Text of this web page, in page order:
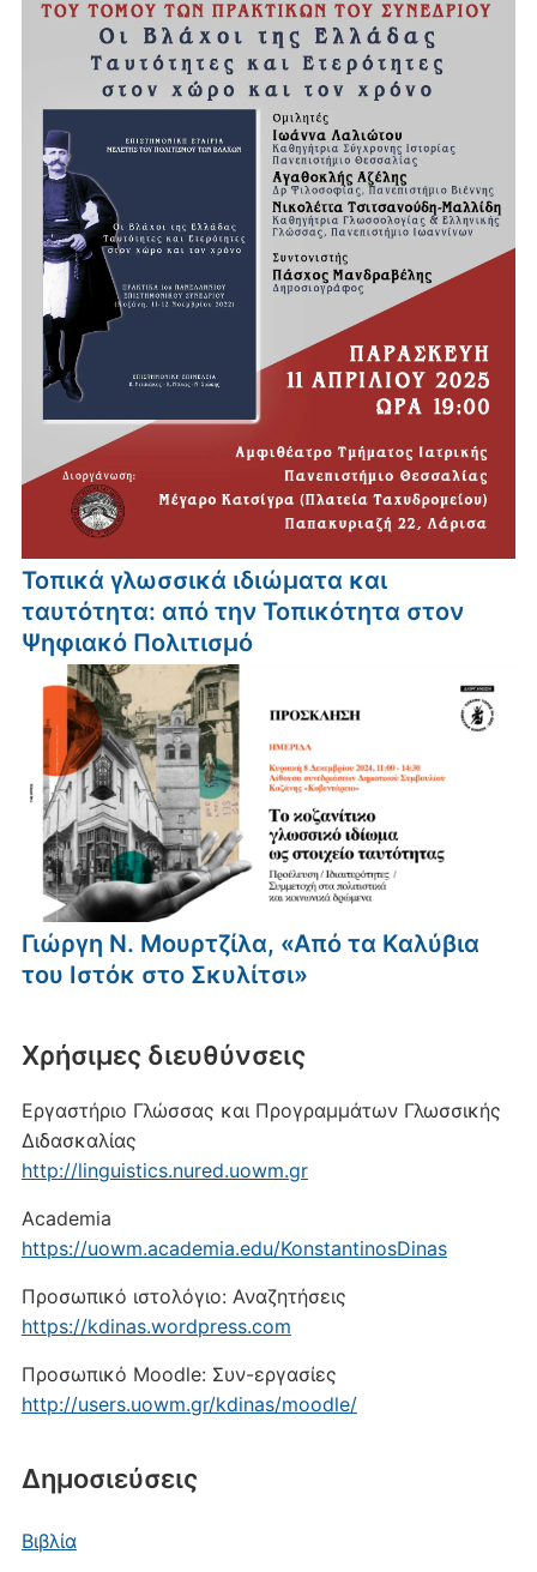
Τοπικά γλωσσικά ιδιώματα και
ταυτότητα: από την Τοπικότητα στον
Ψηφιακό Πολιτισμό
Γιώργη Ν. Μουρτζίλα, «Από τα Καλύβια
του Ιστόκ στο Σκυλίτσι»
Xρήσιμες διευθύνσεις
Εργαστήριο Γλώσσας και Προγραμμάτων Γλωσσικής
Διδασκαλίας
http://linguistics.nured.uowm.gr
Academia
https://uowm.academia.edu/KonstantinosDinas
Προσωπικό ιστολόγιο: Αναζητήσεις
https://kdinas.wordpress.com
Προσωπικό Moodle: Συν-εργασίες
http://users.uowm.gr/kdinas/moodle/
Δημοσιεύσεις
Βιβλία